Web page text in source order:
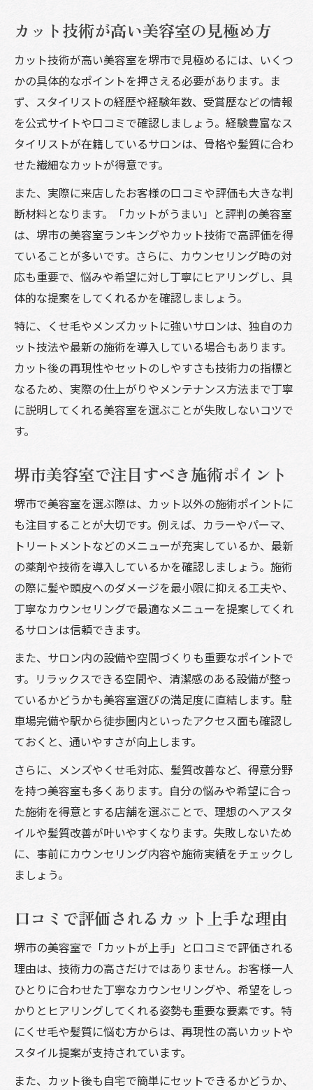
カット技術が高い美容室の見極め方
カット技術が高い美容室を堺市で見極めるには、いくつ
かの具体的なポイントを押さえる必要があります。ま
ず、スタイリストの経歴や経験年数、受賞歴などの情報
を公式サイトや口コミで確認しましょう。経験豊富なス
タイリストが在籍しているサロンは、骨格や髪質に合わ
せた繊細なカットが得意です。
また、実際に来店したお客様の口コミや評価も大きな判
断材料となります。「カットがうまい」と評判の美容室
は、堺市の美容室ランキングやカット技術で高評価を得
ていることが多いです。さらに、カウンセリング時の対
応も重要で、悩みや希望に対し丁寧にヒアリングし、具
体的な提案をしてくれるかを確認しましょう。
特に、くせ毛やメンズカットに強いサロンは、独自のカ
ット技法や最新の施術を導入している場合もあります。
カット後の再現性やセットのしやすさも技術力の指標と
なるため、実際の仕上がりやメンテナンス方法まで丁寧
に説明してくれる美容室を選ぶことが失敗しないコツで
す。
堺市美容室で注目すべき施術ポイント
堺市で美容室を選ぶ際は、カット以外の施術ポイントに
も注目することが大切です。例えば、カラーやパーマ、
トリートメントなどのメニューが充実しているか、最新
の薬剤や技術を導入しているかを確認しましょう。施術
の際に髪や頭皮へのダメージを最小限に抑える工夫や、
丁寧なカウンセリングで最適なメニューを提案してくれ
るサロンは信頼できます。
また、サロン内の設備や空間づくりも重要なポイントで
す。リラックスできる空間や、清潔感のある設備が整っ
ているかどうかも美容室選びの満足度に直結します。駐
車場完備や駅から徒歩圏内といったアクセス面も確認し
ておくと、通いやすさが向上します。
さらに、メンズやくせ毛対応、髪質改善など、得意分野
を持つ美容室も多くあります。自分の悩みや希望に合っ
た施術を得意とする店舗を選ぶことで、理想のヘアスタ
イルや髪質改善が叶いやすくなります。失敗しないため
に、事前にカウンセリング内容や施術実績をチェックし
ましょう。
口コミで評価されるカット上手な理由
堺市の美容室で「カットが上手」と口コミで評価される
理由は、技術力の高さだけではありません。お客様一人
ひとりに合わせた丁寧なカウンセリングや、希望をしっ
かりとヒアリングしてくれる姿勢も重要な要素です。特
にくせ毛や髪質に悩む方からは、再現性の高いカットや
スタイル提案が支持されています。
また、カット後も自宅で簡単にセットできるかどうか、